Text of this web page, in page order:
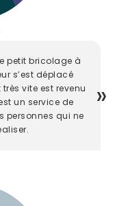
petit bricolage à
s’est déplacé
vite est revenu
un service de
personnes qui ne